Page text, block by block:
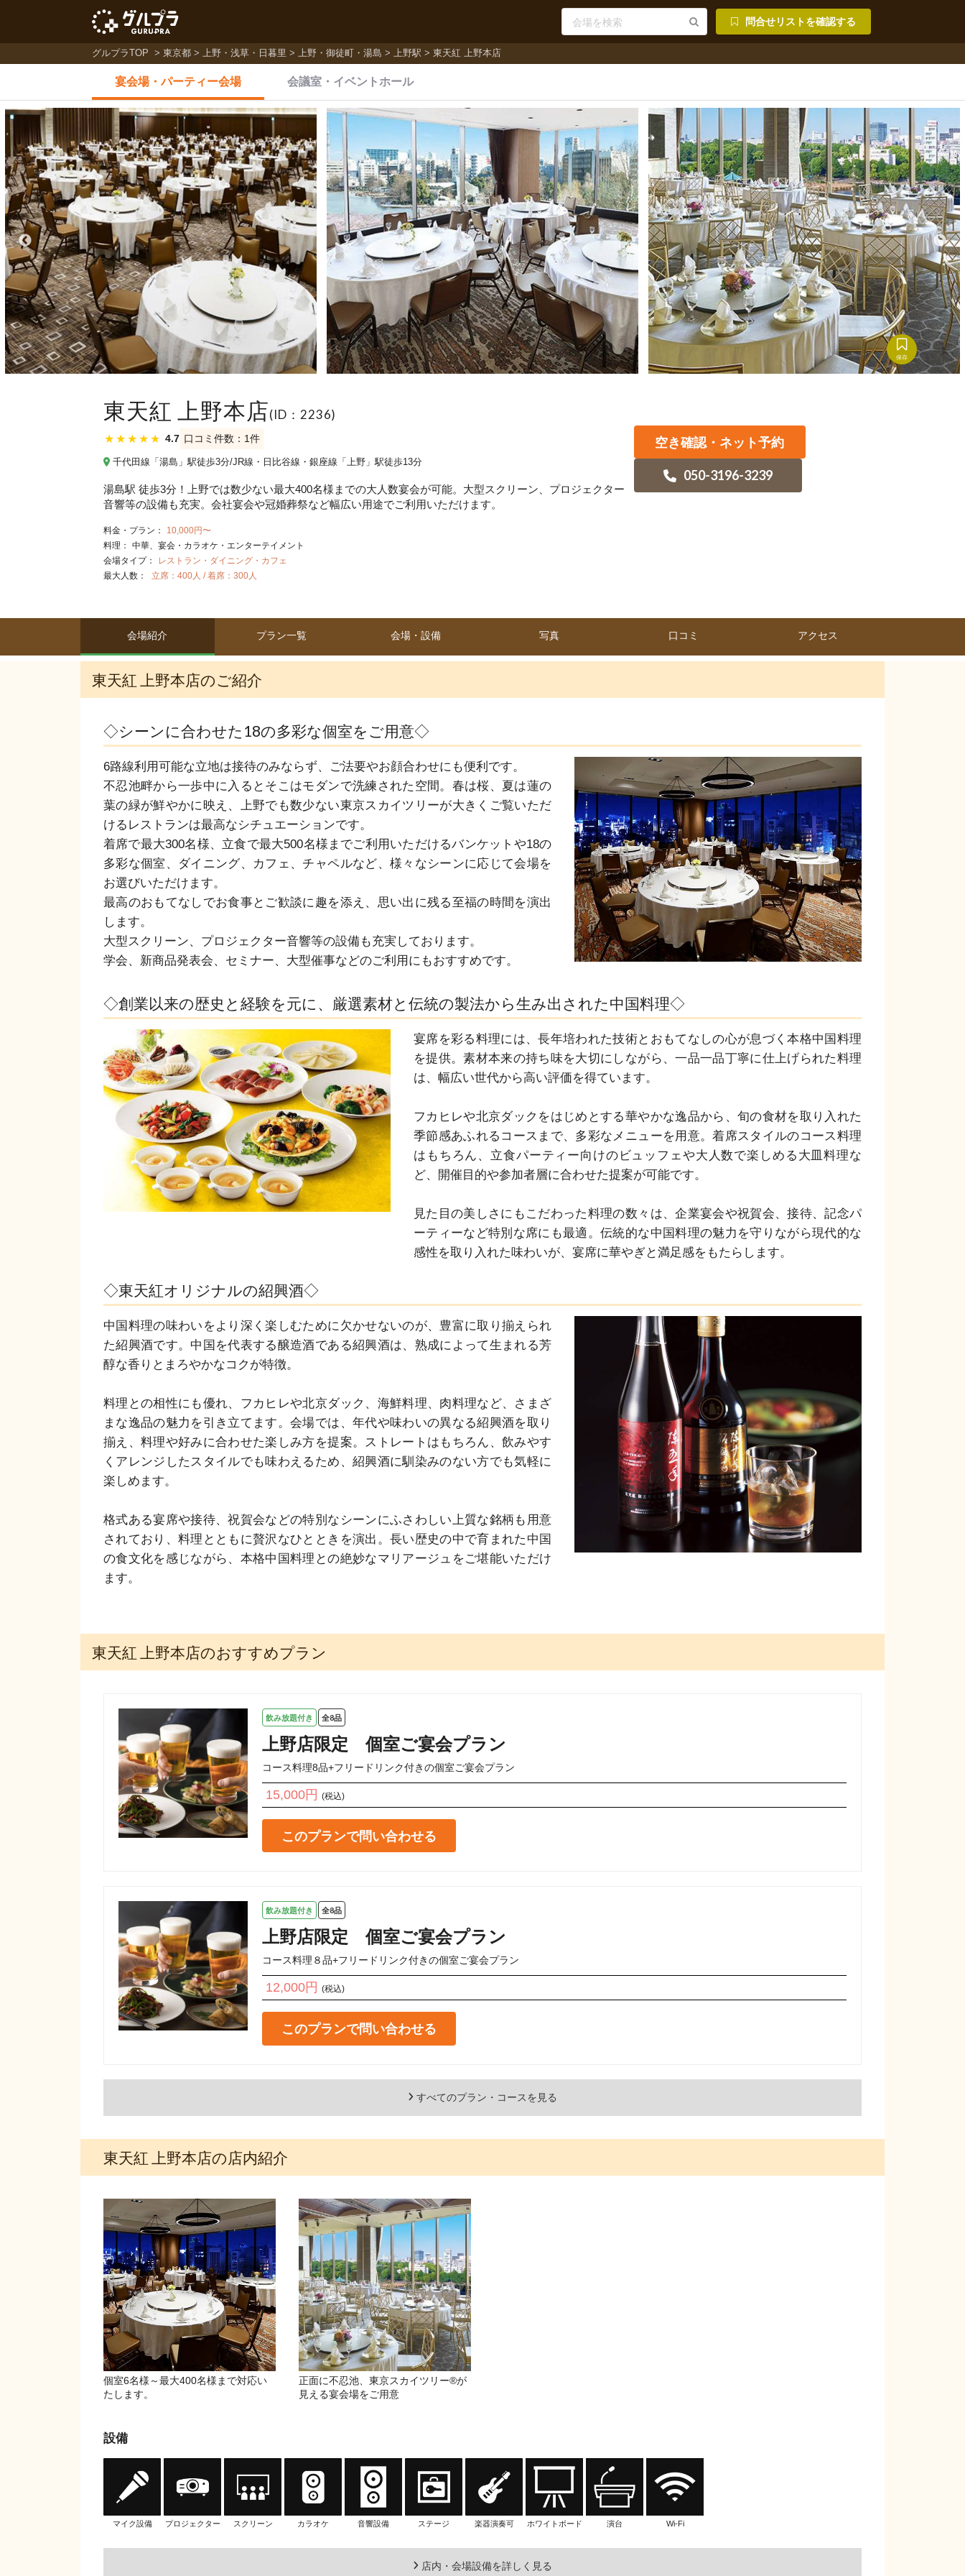
問合せリストを確認する
グルプラTOP 東京都 上野・浅草・日暮里 上野・御徒町・湯島 上野駅 東天紅 上野本店
宴会場・パーティー会場 会議室・ イベントホール
保存
東天紅 上野本店(ID：2236)
★ ★ ★ ★ ★ 4.7 口コミ件数：1件
千代田線「湯島」駅徒歩3分/JR線・日比谷線・銀座線「上野」駅徒歩13分
湯島駅 徒歩3分！上野では数少ない最大400名様までの大人数宴会が可能。大型スクリーン、プロジェクター
音響等の設備も充実。会社宴会や冠婚葬祭など幅広い用途でご利用いただけます。
料金・プラン：
10,000円〜
料理：
中華
宴会・カラオケ・エンターテイメント
会場タイプ：
レストラン・ダイニング・カフェ
最大人数：
立席：400人 / 着席：300人
空き確認・ネット予約
050-3196-3239
会場紹介 プラン一覧 会場・設備 写真 口コミ アクセス
東天紅 上野本店のご紹介
◇シーンに合わせた18の多彩な個室をご用意◇
6路線利用可能な立地は接待のみならず、ご法要やお顔合わせにも便利です。
不忍池畔から一歩中に入るとそこはモダンで洗練された空間。春は桜、夏は蓮の
葉の緑が鮮やかに映え、上野でも数少ない東京スカイツリーが大きくご覧いただ
けるレストランは最高なシチュエーションです。
着席で最大300名様、立食で最大500名様までご利用いただけるバンケットや18の
多彩な個室、ダイニング、カフェ、チャペルなど、様々なシーンに応じて会場を
お選びいただけます。
最高のおもてなしでお食事とご歓談に趣を添え、思い出に残る至福の時間を演出
します。
大型スクリーン、プロジェクター音響等の設備も充実しております。
学会、新商品発表会、セミナー、大型催事などのご利用にもおすすめです。
◇創業以来の歴史と経験を元に、厳選素材と伝統の製法から生み出された中国料理◇
宴席を彩る料理には、長年培われた技術とおもてなしの心が息づく本格中国料理
を提供。素材本来の持ち味を大切にしながら、一品一品丁寧に仕上げられた料理
は、幅広い世代から高い評価を得ています。
フカヒレや北京ダックをはじめとする華やかな逸品から、旬の食材を取り入れた
季節感あふれるコースまで、多彩なメニューを用意。着席スタイルのコース料理
はもちろん、立食パーティー向けのビュッフェや大人数で楽しめる大皿料理な
ど、開催目的や参加者層に合わせた提案が可能です。
見た目の美しさにもこだわった料理の数々は、企業宴会や祝賀会、接待、記念パ
ーティーなど特別な席にも最適。伝統的な中国料理の魅力を守りながら現代的な
感性を取り入れた味わいが、宴席に華やぎと満足感をもたらします。
◇東天紅オリジナルの紹興酒◇
中国料理の味わいをより深く楽しむために欠かせないのが、豊富に取り揃えられ
た紹興酒です。中国を代表する醸造酒である紹興酒は、熟成によって生まれる芳
醇な香りとまろやかなコクが特徴。
料理との相性にも優れ、フカヒレや北京ダック、海鮮料理、肉料理など、さまざ
まな逸品の魅力を引き立てます。会場では、年代や味わいの異なる紹興酒を取り
揃え、料理や好みに合わせた楽しみ方を提案。ストレートはもちろん、飲みやす
くアレンジしたスタイルでも味わえるため、紹興酒に馴染みのない方でも気軽に
楽しめます。
格式ある宴席や接待、祝賀会などの特別なシーンにふさわしい上質な銘柄も用意
されており、料理とともに贅沢なひとときを演出。長い歴史の中で育まれた中国
の食文化を感じながら、本格中国料理との絶妙なマリアージュをご堪能いただけ
ます。
東天紅 上野本店のおすすめプラン
飲み放題付き 全8品
上野店限定 個室ご宴会プラン
コース料理8品+フリードリンク付きの個室ご宴会プラン
15,000円 (税込)
このプランで問い合わせる
飲み放題付き 全8品
上野店限定 個室ご宴会プラン
コース料理８品+フリードリンク付きの個室ご宴会プラン
12,000円 (税込)
このプランで問い合わせる
すべてのプラン・コースを見る
東天紅 上野本店の店内紹介
個室6名様～最大400名様まで対応い
たします。
正面に不忍池、東京スカイツリー®が
見える宴会場をご用意
設備
マイク設備 プロジェクター スクリーン カラオケ 音響設備 ステージ 楽器演奏可 ホワイトボード 演台 Wi-Fi
店内・会場設備を詳しく見る